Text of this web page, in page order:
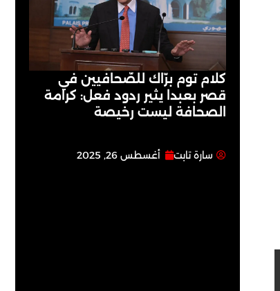
كلام توم برّاك للصّحافيين في
قصر بعبدا يثير ردود فعل: كرامة
الصحافة ليست رخيصة
سارة تابت أغسطس 26, 2025